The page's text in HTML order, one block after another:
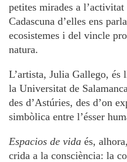
petites mirades a
Cadascuna d’elles ens
ecosistemes i del vincle
natura.
L’artista, Julia Gallego, és
la Universitat de
des d’Astúries, des d’on
simbòlica entre l’ésser
Espacios de vida és,
crida a la consciència: la